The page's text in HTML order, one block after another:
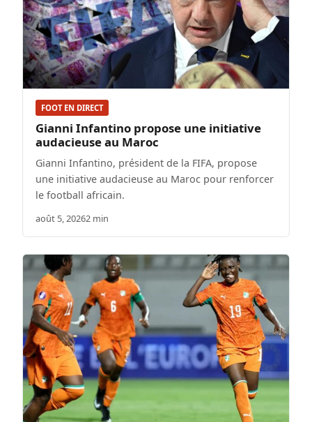
FOOT EN DIRECT
Gianni Infantino propose une initiative
audacieuse au Maroc
Gianni Infantino, président de la FIFA, propose
une initiative audacieuse au Maroc pour renforcer
le football africain.
août 5, 20262 min